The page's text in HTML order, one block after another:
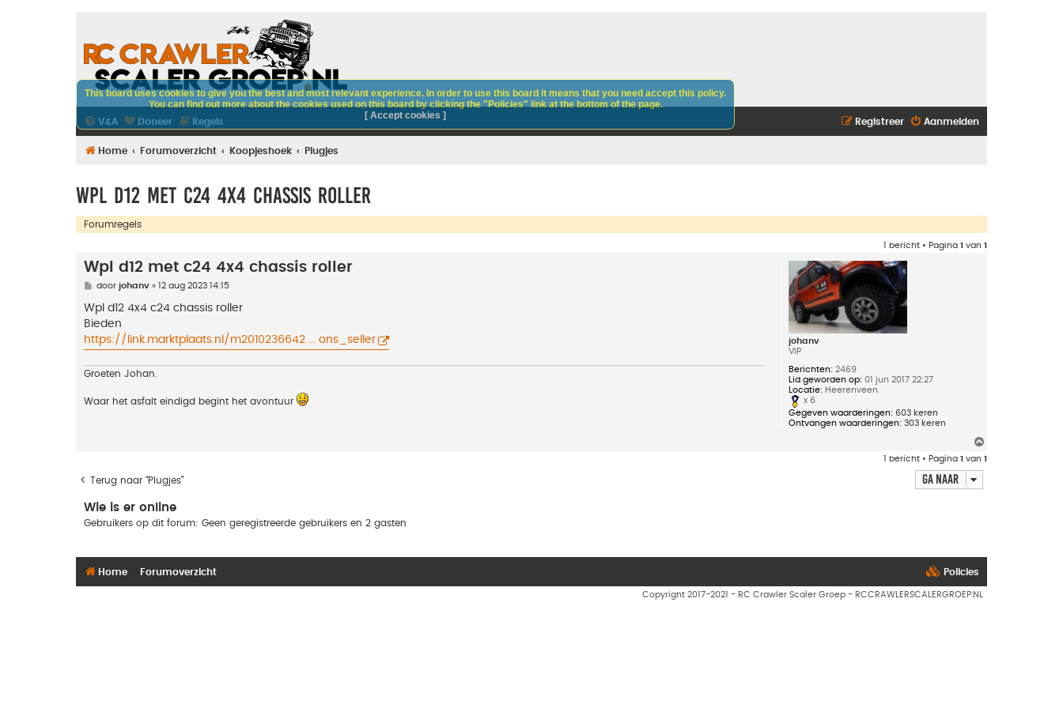
V&A Doneer Regels Aanmelden
Registreer
Home Forumoverzicht Koopjeshoek Plugjes
Wpl d12 met c24 4x4 chassis roller
Forumregels
1 bericht • Pagina 1 van 1
johanv
VIP
Berichten: 2469
Lid geworden op: 01 jun 2017 22:27
Locatie: Heerenveen
x 6
Gegeven waarderingen: 603 keren
Ontvangen waarderingen: 303 keren
Wpl d12 met c24 4x4 chassis roller
B
r
c
h
door johanv» 12 aug 2023 14:15
Wpl d12 4x4 c24 chassis roller
Bieden
https://link.marktplaats.nl/m2010236642 ... ons_seller
Groeten Johan.
Waar het asfalt eindigd begint het avontuur
h
1 bericht • Pagina 1 van 1
Terug naar “Plugjes” Ga naar
Wie is er online
Gebruikers op dit forum: Geen geregistreerde gebruikers en 2 gasten
This board uses cookies to give you the best and most relevant experience. In order to use this board it means that you need accept this policy.
You can find out more about the cookies used on this board by clicking the "Policies" link at the bottom of the page.
[ Accept cookies ]
Home Forumoverzicht Policies
Copyright 2017-2021 - RC Crawler Scaler Groep - RCCRAWLERSCALERGROEP.NL